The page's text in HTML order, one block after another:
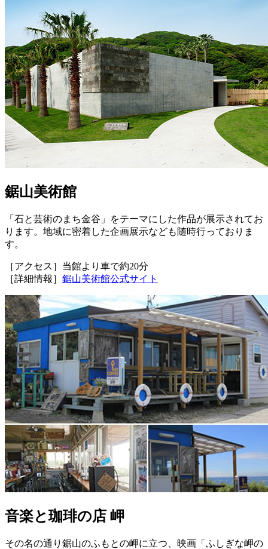
鋸山美術館
「石と芸術のまち金谷」をテーマにした作品が展示されてお
ります。地域に密着した企画展示なども随時行っておりま
す。
［アクセス］当館より車で約20分
［詳細情報］ 鋸山美術館公式サイト
音楽と珈琲の店 岬
その名の通り鋸山のふもとの岬に立つ、映画「ふしぎな岬の